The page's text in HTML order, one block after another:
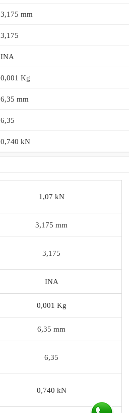
3,175 mm
3,175
INA
0,001 Kg
6,35 mm
6,35
0,740 kN
1,07 kN
3,175 mm
3,175
INA
0,001 Kg
6,35 mm
6,35
0,740 kN